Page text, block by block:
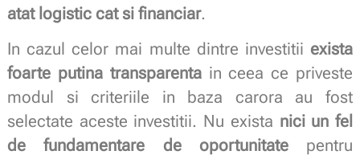
atat logistic cat si financiar.
In cazul celor mai multe dintre investitii exista
foarte putina transparentain ceea ce priveste
modul si criteriile in baza carora au fost
selectate aceste investitii. Nu exista nici un fel
de fundamentare de oportunitatepentru